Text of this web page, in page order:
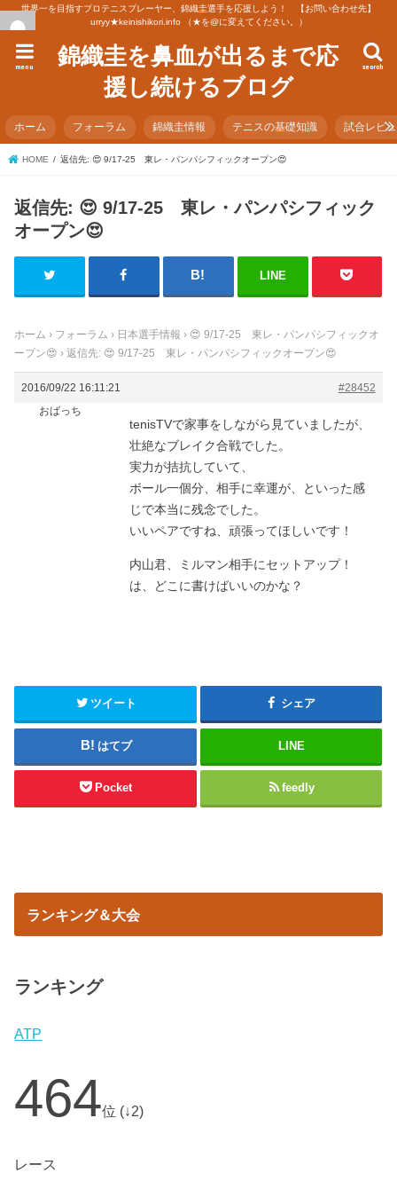
世界一を目指すプロテニスプレーヤー、錦織圭選手を応援しよう！ 【お問い合わせ先】
urryy★keinishikori.info （★を@に変えてください。）
錦織圭を鼻血が出るまで応
援し続けるブログ
search
menu
ホーム フォーラム 錦織圭情報 テニスの基礎知識 試合レビ
HOME 返信先: 😍 9/17-25 東レ・パンパシフィックオープン😍
返信先: 😍 9/17-25 東レ・パンパシフィック
オープン😍
LINE
ホーム › フォーラム › 日本選手情報 › 😍 9/17-25 東レ・パンパシフィックオ
ープン😍 › 返信先: 😍 9/17-25 東レ・パンパシフィックオープン😍
2016/09/22 16:11:21
#28452
おばっち
tenisTVで家事をしながら見ていましたが、
壮絶なブレイク合戦でした。
実力が拮抗していて、
ボール一個分、相手に幸運が、といった感
じで本当に残念でした。
いいペアですね、頑張ってほしいです！
内山君、ミルマン相手にセットアップ！
は、どこに書けばいいのかな？
ツイート シェア
はてブ LINE
Pocket feedly
ランキング＆大会
ランキング
ATP
464位 (↓2)
レース